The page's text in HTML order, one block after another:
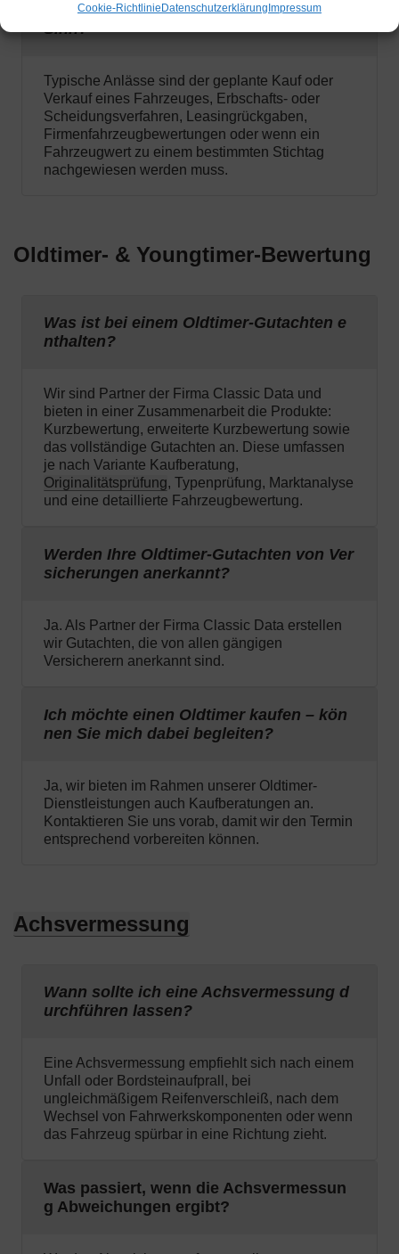
Cookie-RichtlinieDatenschutzerklärungImpressum
Wann macht eine Fahrzeugbewertung
Sinn?
Typische Anlässe sind der geplante Kauf oder
Verkauf eines Fahrzeuges, Erbschafts- oder
Scheidungsverfahren, Leasingrückgaben,
Firmenfahrzeugbewertungen oder wenn ein
Fahrzeugwert zu einem bestimmten Stichtag
nachgewiesen werden muss.
Oldtimer- & Youngtimer-Bewertung
Was ist bei einem Oldtimer-Gutachten e
nthalten?
Wir sind Partner der Firma Classic Data und
bieten in einer Zusammenarbeit die Produkte:
Kurzbewertung, erweiterte Kurzbewertung sowie
das vollständige Gutachten an. Diese umfassen
je nach Variante Kaufberatung,
Originalitätsprüfung, Typenprüfung, Marktanalyse
und eine detaillierte Fahrzeugbewertung.
Werden Ihre Oldtimer-Gutachten von Ver
sicherungen anerkannt?
Ja. Als Partner der Firma Classic Data erstellen
wir Gutachten, die von allen gängigen
Versicherern anerkannt sind.
Ich möchte einen Oldtimer kaufen – kön
nen Sie mich dabei begleiten?
Ja, wir bieten im Rahmen unserer Oldtimer-
Dienstleistungen auch Kaufberatungen an.
Kontaktieren Sie uns vorab, damit wir den Termin
entsprechend vorbereiten können.
Achsvermessung
Wann sollte ich eine Achsvermessung d
urchführen lassen?
Eine Achsvermessung empfiehlt sich nach einem
Unfall oder Bordsteinaufprall, bei
ungleichmäßigem Reifenverschleiß, nach dem
Wechsel von Fahrwerkskomponenten oder wenn
das Fahrzeug spürbar in eine Richtung zieht.
Was passiert, wenn die Achsvermessun
g Abweichungen ergibt?